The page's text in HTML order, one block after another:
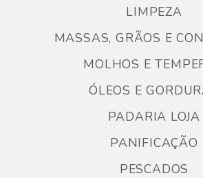
LIMPEZA
MASSAS, GRÃOS E
MOLHOS E
ÓLEOS E
PADARIA LOJA
PANIFICAÇÃO
PESCADOS